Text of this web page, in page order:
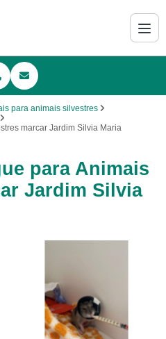
para animais silvestres
marcar Jardim Silvia Maria
para Animais
Jardim Silvia